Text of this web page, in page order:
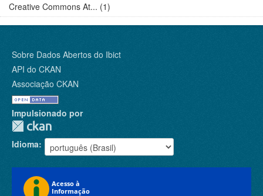
Creative Commons At... (1)
Sobre Dados Abertos do Ibict
API do CKAN
Associação CKAN
Impulsionado por
Idioma